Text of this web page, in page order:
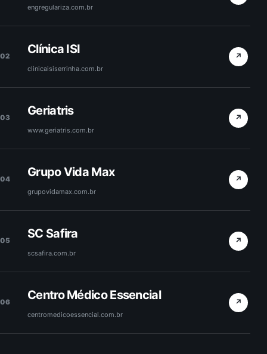
engregulariza.com.br
02
Clínica ISI
clinicaisiserrinha.com.br
↗
03
Geriatris
www.geriatris.com.br
↗
04
Grupo Vida Max
grupovidamax.com.br
↗
05
SC Safira
scsafira.com.br
↗
06
Centro Médico Essencial
centromedicoessencial.com.br
↗